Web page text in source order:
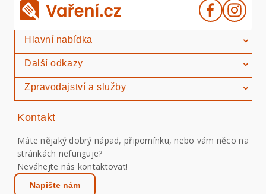
Hlavní nabídka
Další odkazy
Zpravodajství a služby
Kontakt
Máte nějaký dobrý nápad, připomínku, nebo vám něco na
stránkách nefunguje?
Neváhejte nás kontaktovat!
Napište nám